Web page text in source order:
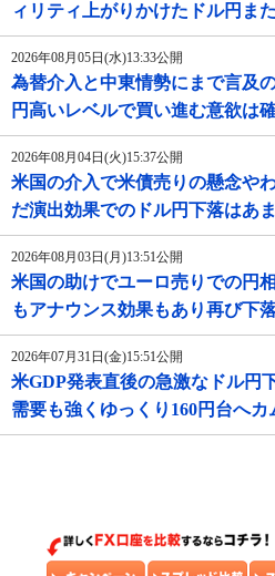
ィリティ上がりかけたドル円ま
2026年08月05日(水)13:33公開
為替介入と中東情勢にまで言及
円高いレベルで買い進む意欲は
2026年08月04日(火)15:37公開
米国の介入で米債売りの懸念や
だ演出効果でのドル円下落はあ
2026年08月03日(月)13:51公開
米国の助けでユーロ売りでの円
もアナウンス効果もあり再び下
2026年07月31日(金)15:51公開
米GDP発表直後の急激なドル円
需要も強くゆっくり160円台へカ